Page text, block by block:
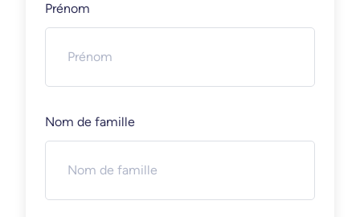
Prénom
Nom de famille